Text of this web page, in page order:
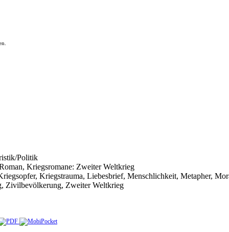
Politik
Kriegsromane: Zweiter Weltkrieg
Kriegstrauma, Liebesbrief, Menschlichkeit, Metapher,
Zivilbevölkerung, Zweiter Weltkrieg